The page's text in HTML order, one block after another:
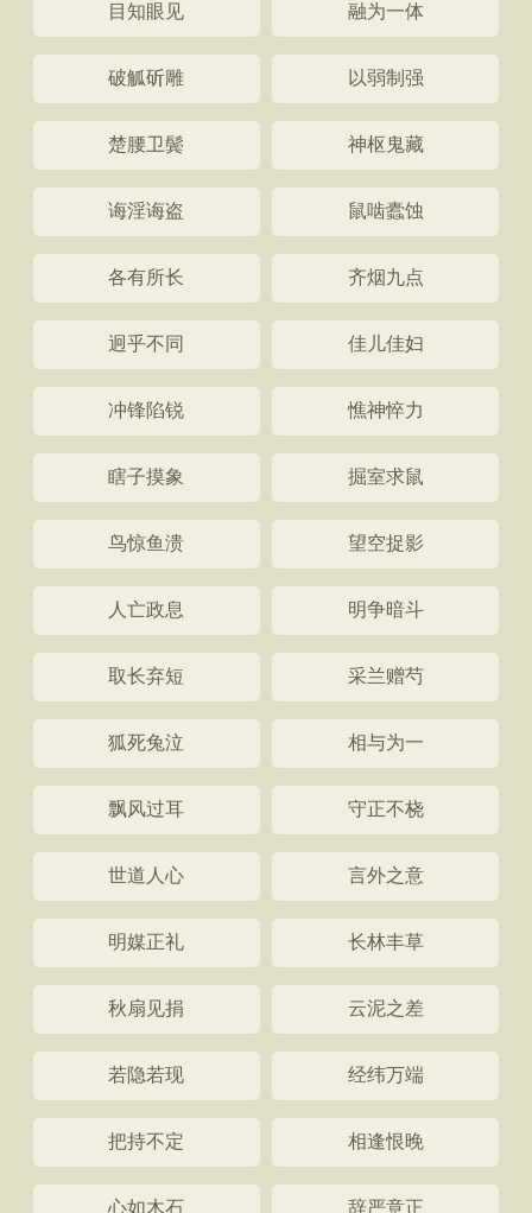
目知眼见 融为一体
破觚斫雕 以弱制强
楚腰卫鬓 神枢鬼藏
诲淫诲盗 鼠啮蠹蚀
各有所长 齐烟九点
迥乎不同 佳儿佳妇
冲锋陷锐 憔神悴力
瞎子摸象 掘室求鼠
鸟惊鱼溃 望空捉影
人亡政息 明争暗斗
取长弃短 采兰赠芍
狐死兔泣 相与为一
飘风过耳 守正不桡
世道人心 言外之意
明媒正礼 长林丰草
秋扇见捐 云泥之差
若隐若现 经纬万端
把持不定 相逢恨晚
心如木石 辞严意正